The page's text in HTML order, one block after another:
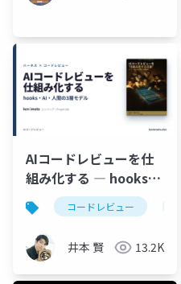
AIコードレビューを仕
組み化する ― hooks・
AI・人間の3層モデル
コードレビュー
井本 賢 13.2K